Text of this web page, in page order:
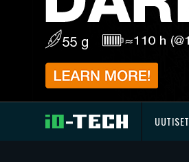
UUTISET